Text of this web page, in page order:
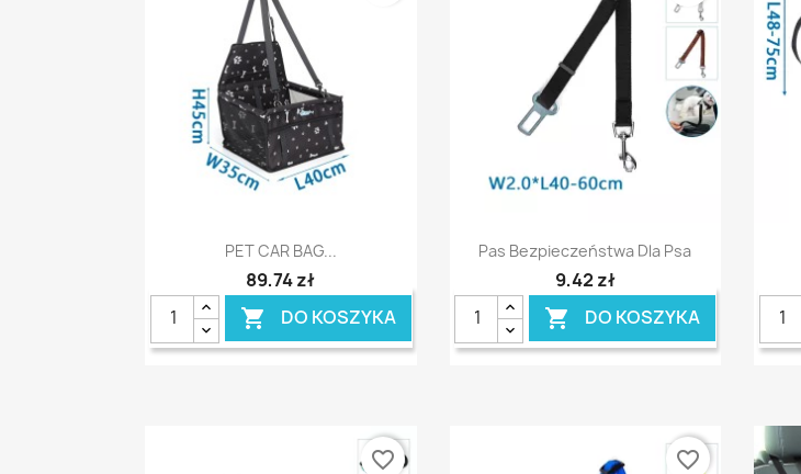
Szybki podgląd
PET CAR BAG...
89,74 zł
 DO KOSZYKA
Szybki podgląd
Pas Bezpieczeństwa Dla Psa
9,42 zł
 DO KOSZYKA
favorite_border favorite_border